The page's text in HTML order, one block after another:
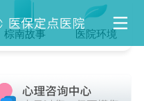
棕南故事 医院环境